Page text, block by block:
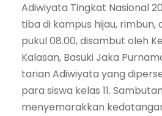
Adiwiyata Tingkat Nasional
tiba di kampus hijau, rimbun,
pukul 08.00, disambut oleh
Kalasan, Basuki Jaka
tarian Adiwiyata yang
para siswa kelas 11.
menyemarakkan